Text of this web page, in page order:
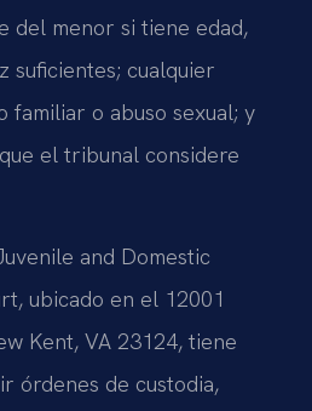
del menor si tiene edad,
suficientes; cualquier
familiar o abuso sexual; y
el tribunal considere
and Domestic
, ubicado en el 12001
Kent, VA 23124, tiene
órdenes de custodia,